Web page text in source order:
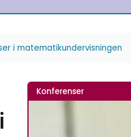
i matematikundervisningen
Konferenser